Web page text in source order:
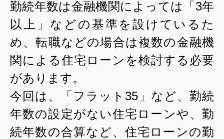
勤続年数は金融機関によっては「3年
以上」などの基準を設けているた
め、転職などの場合は複数の金融機
関による住宅ローンを検討する必要
があります。
今回は、「フラット 35 」など、勤続
年数の設定がない住宅ローンや、勤
続年数の合算など、住宅ローンの勤